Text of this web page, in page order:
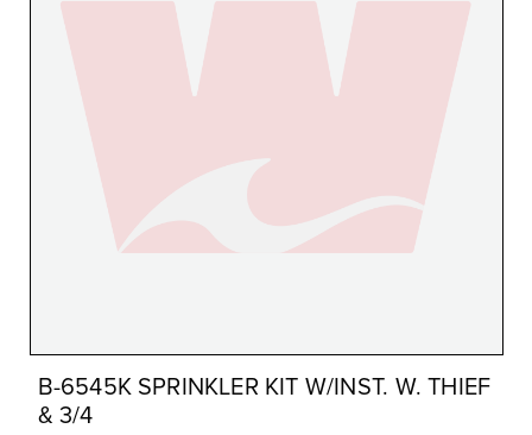
B-6545K SPRINKLER KIT W/INST. W. THIEF
& 3/4